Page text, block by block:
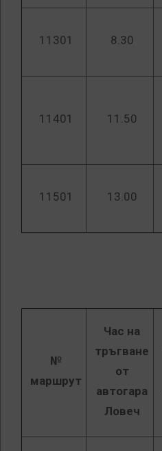
11301 8.30
11401 11.50
11501 13.00
№
маршрут
Час на
тръгване
от
автогара
Ловеч